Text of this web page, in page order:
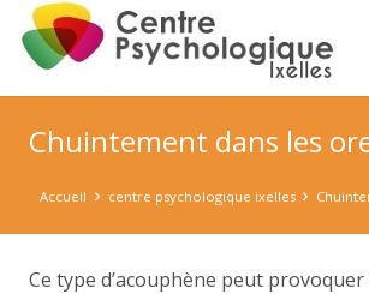
Chuintement dans les
Accueil centre psychologique ixelles
Ce type d’acouphène peut